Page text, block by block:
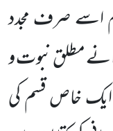
اسے صرف مجدد
نے مطلق نبوت و
ایک خاص قسم کی